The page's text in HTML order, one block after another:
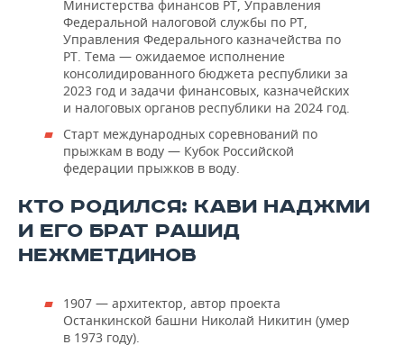
Министерства финансов РТ, Управления
Федеральной налоговой службы по РТ,
Управления Федерального казначейства по
РТ. Тема — ожидаемое исполнение
консолидированного бюджета республики за
2023 год и задачи финансовых, казначейских
и налоговых органов республики на 2024 год.
Старт международных соревнований по
прыжкам в воду — Кубок Российской
федерации прыжков в воду.
КТО РОДИЛСЯ: КАВИ НАДЖМИ
И ЕГО БРАТ РАШИД
НЕЖМЕТДИНОВ
1907 — архитектор, автор проекта
Останкинской башни Николай Никитин (умер
в 1973 году).